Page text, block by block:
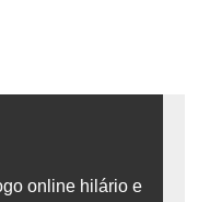
online hilário e